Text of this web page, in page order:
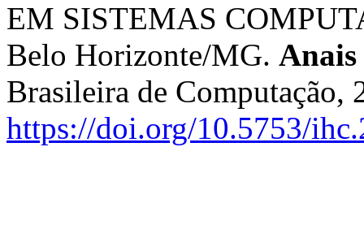
EM SISTEMAS
Belo Horizonte/MG. Anais
Brasileira de
https://doi.org/10.5753/